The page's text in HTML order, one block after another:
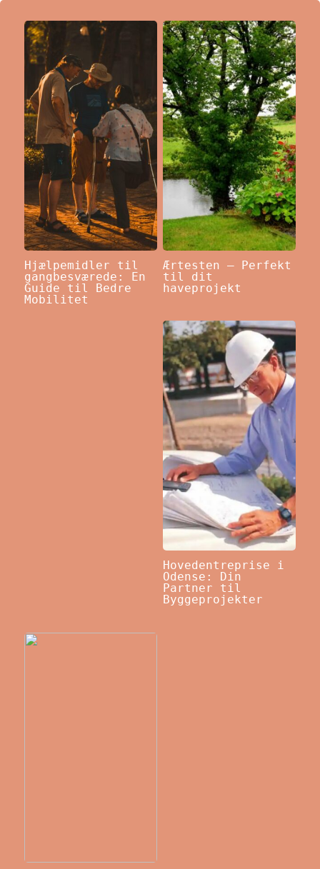
Hjælpemidler til
gangbesværede: En
Guide til Bedre
Mobilitet
Ærtesten – Perfekt
til dit
haveprojekt
Hovedentreprise i
Odense: Din
Partner til
Byggeprojekter